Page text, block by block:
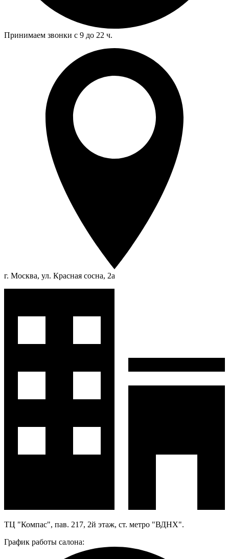
Принимаем звонки с 9 до 22 ч.
г. Москва, ул. Красная сосна, 2а
ТЦ "Компас", пав. 217, 2й этаж, ст. метро "ВДНХ".
График работы салона: